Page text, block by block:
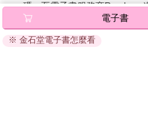
碼』至電子書服務商Readmoo
退換貨須知：
因版權保護，您在金石堂所購
電子書
※ 金石堂電子書怎麼看